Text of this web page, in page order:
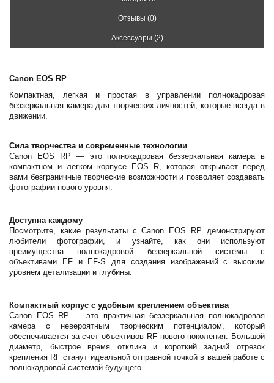
Отзывы (0)
Аксессуары (2)
Canon EOS RP
Компактная, легкая и простая в управлении полнокадровая
беззеркальная камера для творческих личностей, которые всегда в
движении.
Сила творчества и современные технологии
Canon EOS RP — это полнокадровая беззеркальная камера в
компактном и легком корпусе EOS R, которая открывает перед
вами безграничные творческие возможности и позволяет создавать
фотографии нового уровня.
Доступна каждому
Посмотрите, какие результаты с Canon EOS RP демонстрируют
любители фотографии, и узнайте, как они используют
преимущества полнокадровой беззеркальной системы с
объективами EF и EF-S для создания изображений с высоким
уровнем детализации и глубины.
Компактный корпус с удобным креплением объектива
Canon EOS RP — это практичная беззеркальная полнокадровая
камера с невероятным творческим потенциалом, который
обеспечивается за счет объективов RF нового поколения. Большой
диаметр, быстрое время отклика и короткий задний отрезок
крепления RF станут идеальной отправной точкой в вашей работе с
полнокадровой системой будущего.